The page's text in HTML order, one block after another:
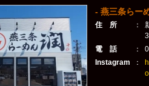
- 燕三条らー
住 所 ：
電 話
：
Instagram
：